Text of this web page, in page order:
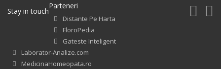
Stay in touch
Parteneri
Distante Pe Harta
FloroPedia
Gateste Inteligent
Laborator-Analize.com
MedicinaHomeopata.ro